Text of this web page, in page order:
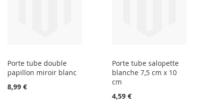
Porte tube double
papillon miroir blanc
8,99 €
Porte tube salopette
blanche 7,5 cm x 10
cm
4,59 €